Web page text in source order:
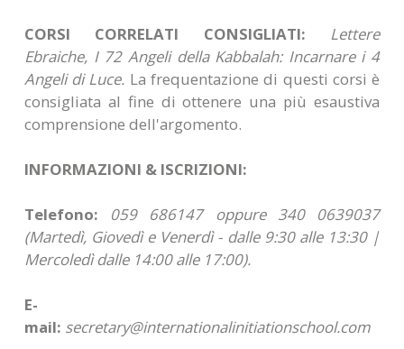
CORSI CORRELATI CONSIGLIATI: Lettere
Ebraiche, I 72 Angeli della Kabbalah: Incarnare i 4
Angeli di Luce. La frequentazione di questi corsi è
consigliata al fine di ottenere una più esaustiva
comprensione dell'argomento.
INFORMAZIONI & ISCRIZIONI:
Telefono:
059 686147 oppure 340 0639037
(Martedì, Giovedì e Venerdì - dalle 9:30 alle 13:30 |
Mercoledì dalle 14:00 alle 17:00).
E-
mail: secretary@internationalinitiationschool.com